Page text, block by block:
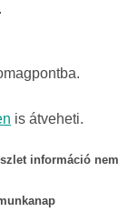
is átveheti.
információ nem